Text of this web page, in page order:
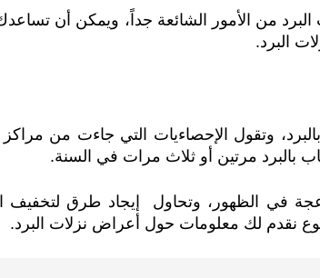
البرد.
بالبرد مرتين أو ثلاث مرات في السنة.
نقدم لك معلومات حول أعراض نزلات البرد.